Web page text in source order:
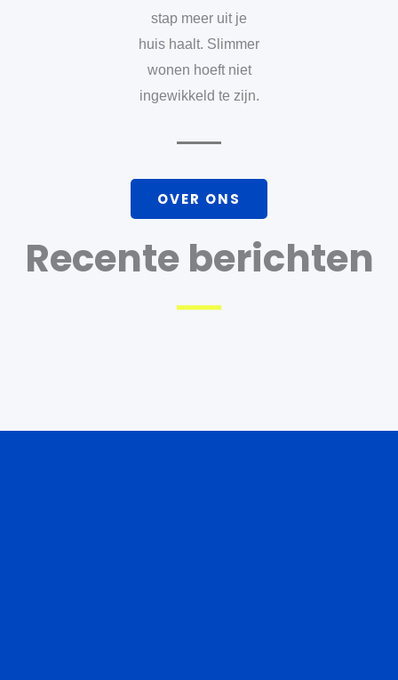
stap meer uit je
huis haalt. Slimmer
wonen hoeft niet
ingewikkeld te zijn.
OVER ONS
Recente berichten